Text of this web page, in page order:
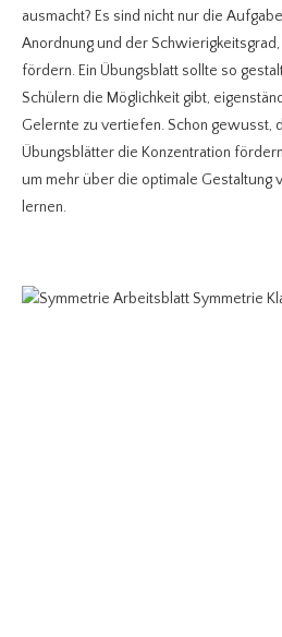
ausmacht? Es sind nicht nur die
Anordnung und der
fördern. Ein Übungsblatt sollte so
Schülern die Möglichkeit gibt,
Gelernte zu vertiefen. Schon gewusst,
Übungsblätter die Konzentration
um mehr über die optimale Gestaltung
lernen.